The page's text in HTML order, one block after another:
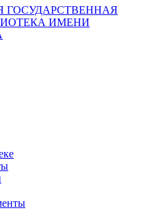
ГОСУДАРСТВЕННАЯ
ИМЕНИ